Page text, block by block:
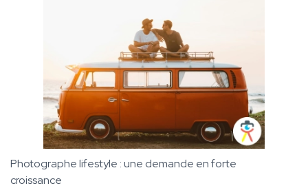
Photographe lifestyle : une demande en forte
croissance